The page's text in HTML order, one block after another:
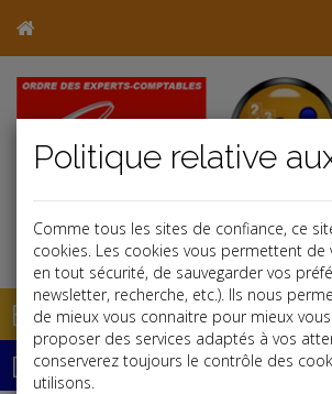
Base documentaire
Dépêches
Comme tous les sites de confiance, ce
cookies. Les cookies vous permettent de
en tout sécurité, de sauvegarder vos
newsletter, recherche, etc.). Ils nous
de mieux vous connaitre pour mieux
proposer des services adaptés à vos
conserverez toujours le contrôle des
utilisons.